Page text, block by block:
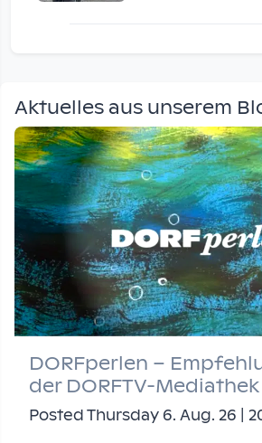
Aktuelles aus unserem
DORFperlen –
der DORFTV-Mediathek
Posted Thursday 6. Aug. 26 |